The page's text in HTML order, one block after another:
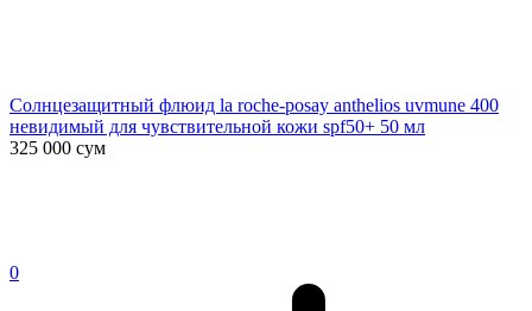
Солнцезащитный флюид la roche-posay anthelios uvmune 400
невидимый для чувствительной кожи spf50+ 50 мл
325 000 сум
0